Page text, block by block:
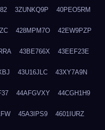
3ZUNKQ9P 40PEO5RM
428MPM7O 42EW9PZP
43BE766X 43EEF23E
43U16JLC 43XY7A9N
44AFGVXY 44CGH1H9
45A3IPS9 4601IURZ